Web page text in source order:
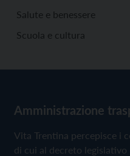
Salute e benessere
Scuola e cultura
Amministrazione
Vita Trentina percepisce i
di cui al decreto legislativo